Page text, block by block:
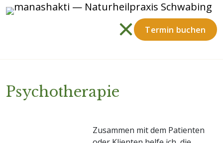
Termin buchen
Psychotherapie
Zusammen mit dem Patienten